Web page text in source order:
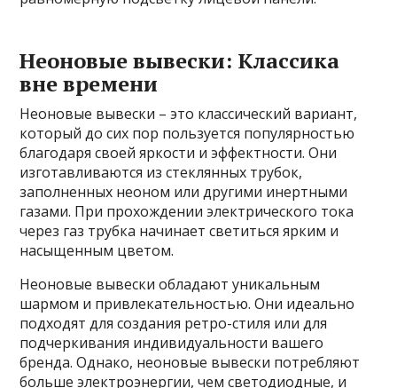
Неоновые вывески: Классика
вне времени
Неоновые вывески – это классический вариант,
который до сих пор пользуется популярностью
благодаря своей яркости и эффектности. Они
изготавливаются из стеклянных трубок,
заполненных неоном или другими инертными
газами. При прохождении электрического тока
через газ трубка начинает светиться ярким и
насыщенным цветом.
Неоновые вывески обладают уникальным
шармом и привлекательностью. Они идеально
подходят для создания ретро-стиля или для
подчеркивания индивидуальности вашего
бренда. Однако, неоновые вывески потребляют
больше электроэнергии, чем светодиодные, и